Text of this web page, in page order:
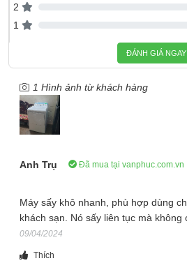
lắp máy ở nơi thông thoáng, gần
sân thượng.
Công suất tiêu thụ điện năng 5280W
loại quần áo, vải vóc chăn màn.
2
1
ĐÁNH GIÁ NGAY
1 Hình ảnh từ khách hàng
Anh Trụ Đã mua tại vanphuc.com.vn
Máy sấy khô nhanh, phù hợp dùng
khách sạn. Nó sấy liên tục mà không
09/04/2024
Thích